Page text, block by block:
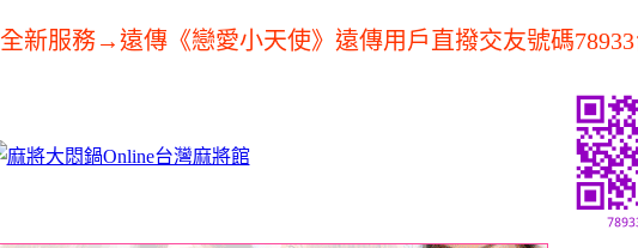
全新服務→遠傳《戀愛小天使》遠傳用戶直撥交友號碼